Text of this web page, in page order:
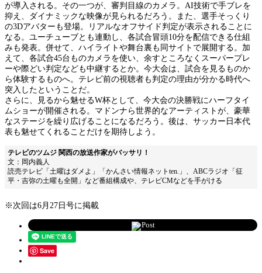
が導入される。その一つが、審判目線のカメラ。AI技術で手ブレを
抑え、ダイナミックな映像が見られるだろう。また、選手そっくり
の3Dアバターも登場。リアルなオフサイド判定が表示されることに
なる。ユーチューブとも連動し、各試合冒頭10分を配信できる仕組
みも発表。併せて、ハイライトや舞台裏も同サイトで展開する。加
えて、各試合45台ものカメラを使い、余すところなくスーパープレ
ーや際どい判定なども中継するとか。今大会は、試合を見るものか
ら体験するものへ。テレビ前の視聴者も判定の理由が分かる時代へ
突入したということだ。
さらに、見るから魅せるW杯として、今大会の決勝戦にハーフタイ
ムショーが開催される。マドンナら世界的なアーティストが、豪華
なステージを繰り広げることになるだろう。後は、サッカー日本代
表も魅せてくれることだけを期待しよう。
テレビのツムジ 関西の放送作家がバッサリ！
文：岡内義人
読売テレビ「土曜はダメよ」「かんさい情報ネットten.」、ABCラジオ「征
平・吉弥の土曜も全開」など番組構成や、テレビCMなどを手がける
※次回は6月27日号に掲載
Post
Save